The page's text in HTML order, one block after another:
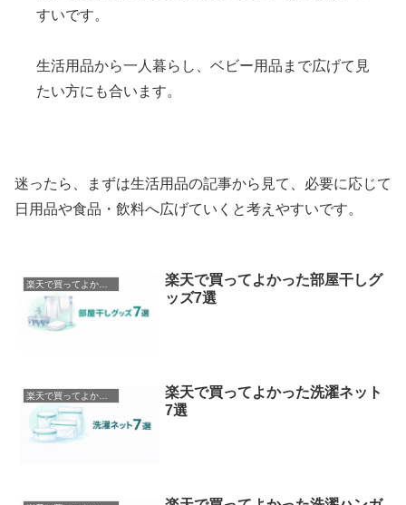
すいです。
生活用品から一人暮らし、ベビー用品まで広げて見
たい方にも合います。
迷ったら、まずは生活用品の記事から見て、必要に応じて
日用品や食品・飲料へ広げていくと考えやすいです。
楽天で買ってよかったもの
楽天で買ってよかった部屋干しグ
ッズ7選
楽天で買ってよかったもの
楽天で買ってよかった洗濯ネット
7選